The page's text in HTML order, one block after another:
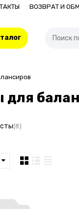
ВОЗВРАТ И
(8)